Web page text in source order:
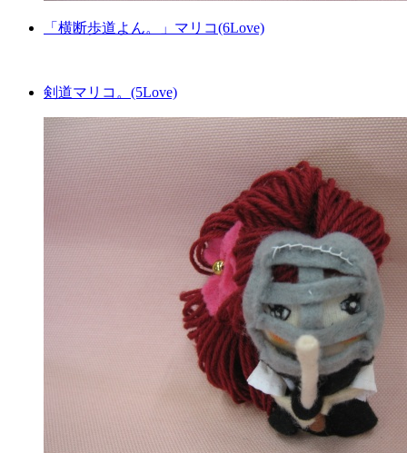
「横断歩道よん。」マリコ(6Love)
剣道マリコ。(5Love)